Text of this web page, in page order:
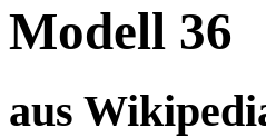
Modell 36
aus